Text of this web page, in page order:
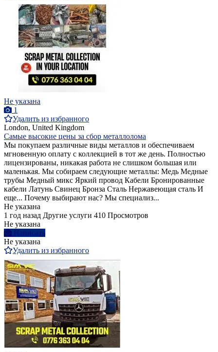
Не указана
1
Удалить из избранного
London, United Kingdom
Самые высокие цены за сбор металлолома
Мы покупаем различные виды металлов и обеспечиваем
мгновенную оплату с коллекцией в тот же день. Полностью
лицензированы, никакая работа не слишком большая или
маленькая. Мы собираем следующие металлы: Медь Медные
трубы Медный микс Яркий провод Кабели Бронированные
кабели Латунь Свинец Бронза Сталь Нержавеющая сталь И
еще... Почему выбирают нас? Мы специализ...
Не указана
1 год назад Другие услуги 410 Просмотров
Не указана
Написать
Не указана
Удалить из избранного